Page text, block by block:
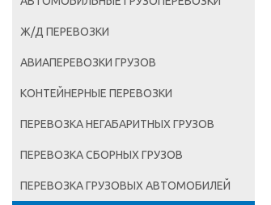
Ж/Д ПЕРЕВОЗКИ
АВИАПЕРЕВОЗКИ ГРУЗОВ
КОНТЕЙНЕРНЫЕ ПЕРЕВОЗКИ
ПЕРЕВОЗКА НЕГАБАРИТНЫХ ГРУЗОВ
ПЕРЕВОЗКА СБОРНЫХ ГРУЗОВ
ПЕРЕВОЗКА ГРУЗОВЫХ АВТОМОБИЛЕЙ